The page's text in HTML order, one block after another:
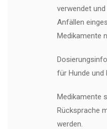
verwendet
Anfällen
Medikamente
für Hunde und
Medikamente
Rücksprache
werden.